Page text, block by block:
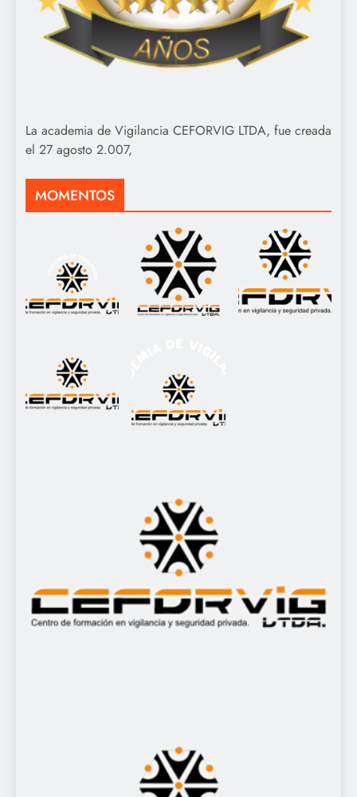
La academia de Vigilancia CEFORVIG LTDA, fue creada
el 27 agosto 2.007,
MOMENTOS